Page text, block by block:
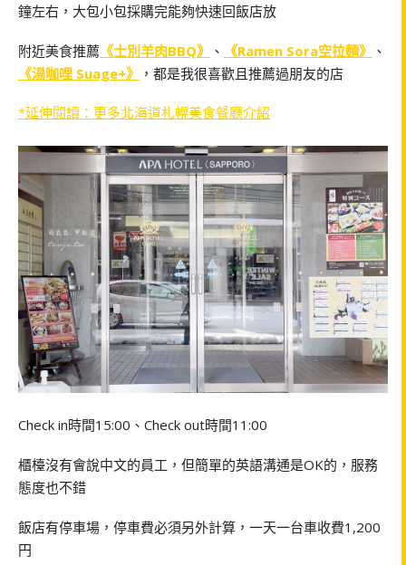
鐘左右，大包小包採購完能夠快速回飯店放
附近美食推薦 《士別羊肉BBQ》 、 《Ramen Sora空拉麵》 、
《湯咖哩 Suage+》
，都是我很喜歡且推薦過朋友的店
*延伸閱讀：更多北海道札幌美食餐廳介紹
Check in時間15:00、Check out時間11:00
櫃檯沒有會說中文的員工，但簡單的英語溝通是OK的，服務
態度也不錯
飯店有停車場，停車費必須另外計算，一天一台車收費1,200
円